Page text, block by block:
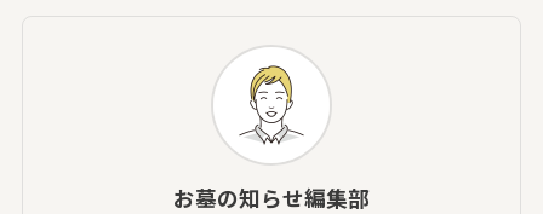
お墓の知らせ編集部